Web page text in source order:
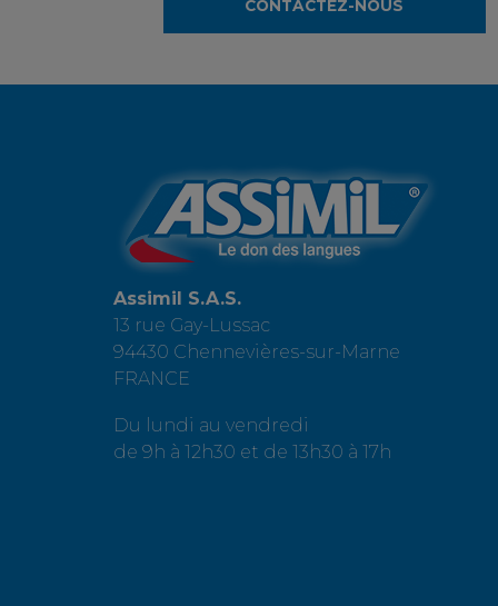
CONTACTEZ-NOUS
Assimil S.A.S.
13 rue Gay-Lussac
94430 Chennevières-sur-Marne
FRANCE
Du lundi au vendredi
de 9h à 12h30 et de 13h30 à 17h